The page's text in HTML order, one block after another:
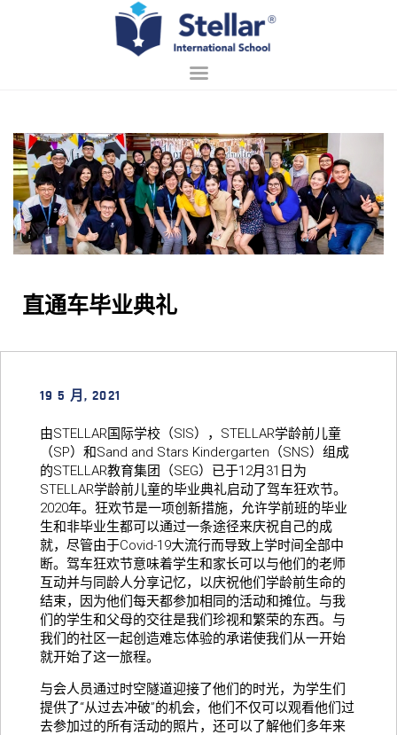
主页
关于我们
招生
学习
校园生活
中文 (中国)
直通车毕业典礼
19 5 月, 2021
由STELLAR国际学校（SIS），STELLAR学龄前儿童
（SP）和Sand and Stars Kindergarten（SNS）组成
的STELLAR教育集团（SEG）已于12月31日为
STELLAR学龄前儿童的毕业典礼启动了驾车狂欢节。
2020年。狂欢节是一项创新措施，允许学前班的毕业
生和非毕业生都可以通过一条途径来庆祝自己的成
就，尽管由于Covid-19大流行而导致上学时间全部中
断。驾车狂欢节意味着学生和家长可以与他们的老师
互动并与同龄人分享记忆，以庆祝他们学龄前生命的
结束，因为他们每天都参加相同的活动和摊位。与我
们的学生和父母的交往是我们珍视和繁荣的东西。与
我们的社区一起创造难忘体验的承诺使我们从一开始
就开始了这一旅程。
与会人员通过时空隧道迎接了他们的时光，为学生们
提供了“从过去冲破”的机会，他们不仅可以观看他们过
去参加过的所有活动的照片，还可以了解他们多年来